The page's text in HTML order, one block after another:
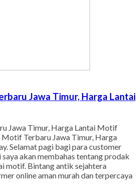
Jawa Timur, Harga Lantai
Jawa Timur, Harga Lantai Motif
Motif Terbaru Jawa Timur, Harga
Selamat pagi bagi para customer
akan membahas tentang prodak
motif. Bintang antik sejahtera
online aman murah dan terpercaya